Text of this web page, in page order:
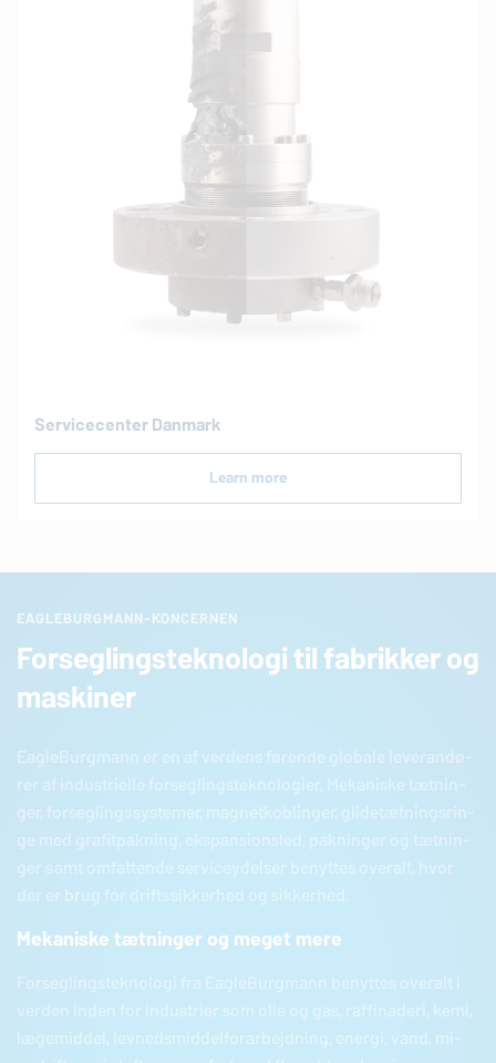
Servicecenter Danmark
Learn more
EAGLEBURGMANN-KONCERNEN
Forseglingsteknologi til fabrikker og
maskiner
EagleBurgmann er en af verdens førende globale le­ve­ran­dø­
rer af in­du­stri­el­le for­seg­lings­tek­no­lo­gi­er. Me­ka­ni­ske tæt­nin­
ger, for­seg­lings­sy­ste­mer, mag­net­kob­lin­ger, gli­de­tæt­nings­rin­
ge med gra­fit­pak­ning, eks­pan­sions­led, pak­nin­ger og tæt­nin­
ger samt om­fat­ten­de ser­vi­cey­del­ser benyttes overalt, hvor
der er brug for drifts­sik­ker­hed og sik­ker­hed.
Mekaniske tætninger og meget mere
For­seg­lings­tek­no­lo­gi fra EagleBurgmann benyttes overalt i
verden inden for in­du­stri­er som olie og gas, raf­fi­na­de­ri, kemi,
læ­ge­mid­del, lev­neds­mid­del­for­ar­bejd­ning, energi, vand, mi­